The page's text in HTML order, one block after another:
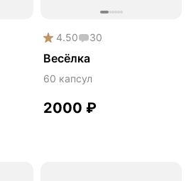
4.50 30
Весёлка
60 капсул
2000 ₽